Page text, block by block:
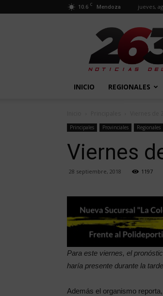
10.6 C Mendoza jueves,
2634
Diario
INICIO REGIONALES
Viernes
Principales Provinciales Regionales
Viernes
28 septiembre, 2018 1197
Para este viernes, el
haría presente durante la
Además el organismo